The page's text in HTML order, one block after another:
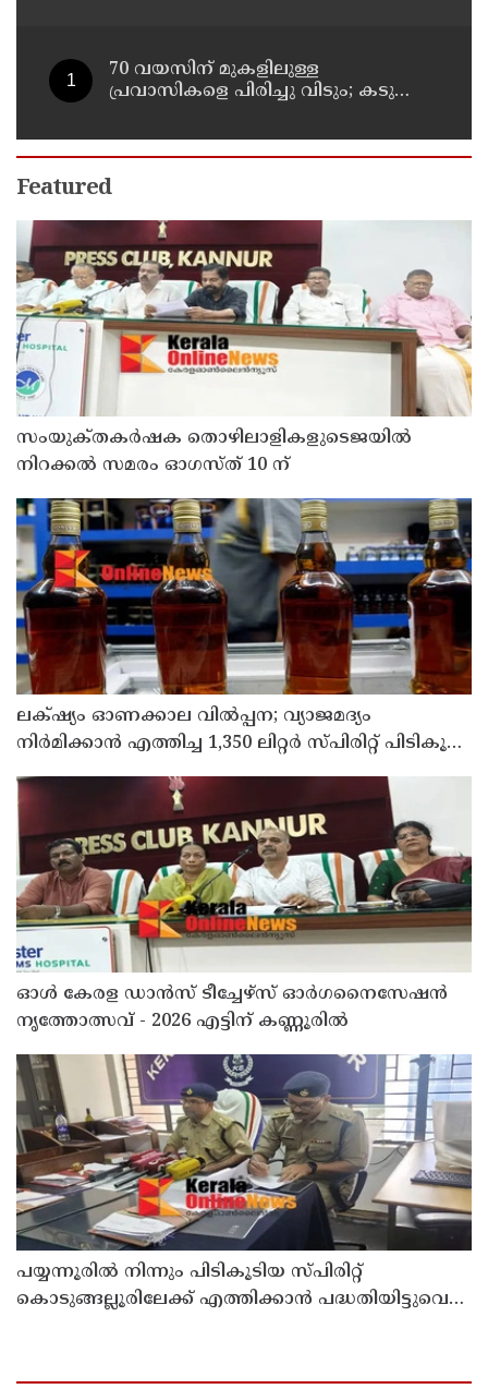
70 വയസിന് മുകളിലുള്ള
പ്രവാസികളെ പിരിച്ചു വിടും; കടുത്ത
Featured
സംയുക്‌തകർഷക തൊഴിലാളികളുടെജയിൽ
നിറക്കൽ സമരം ഓഗസ്ത് 10 ന്
ലക്‌ഷ്യം ഓണക്കാല വിൽപ്പന; വ്യാജമദ്യം
നിർമിക്കാൻ എത്തിച്ച 1,350 ലിറ്റർ സ്പിരിറ്റ് പിടികൂടി;
ഓൾ കേരള ഡാൻസ് ടീച്ചേഴ്സ് ഓർഗനൈസേഷൻ
നൃത്തോത്സവ് - 2026 എട്ടിന് കണ്ണൂരിൽ
പയ്യന്നൂരിൽ നിന്നും പിടികൂടിയ സ്പിരിറ്റ്
കൊടുങ്ങല്ലൂരിലേക്ക് എത്തിക്കാൻ പദ്ധതിയിട്ടുവെന്ന്